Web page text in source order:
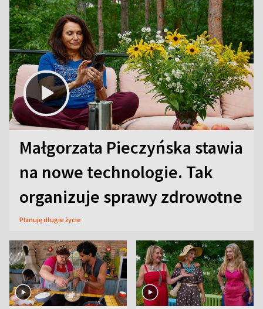
Małgorzata Pieczyńska stawia
na nowe technologie. Tak
organizuje sprawy zdrowotne
Planuję długie życie